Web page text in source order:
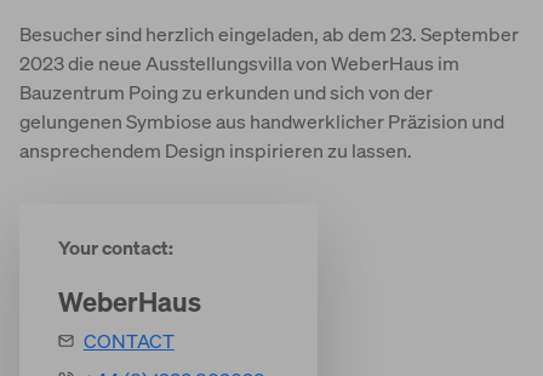
Besucher sind herzlich eingeladen, ab dem 23. September
2023 die neue Ausstellungsvilla von WeberHaus im
Bauzentrum Poing zu erkunden und sich von der
gelungenen Symbiose aus handwerklicher Präzision und
ansprechendem Design inspirieren zu lassen.
Your contact:
WeberHaus
CONTACT